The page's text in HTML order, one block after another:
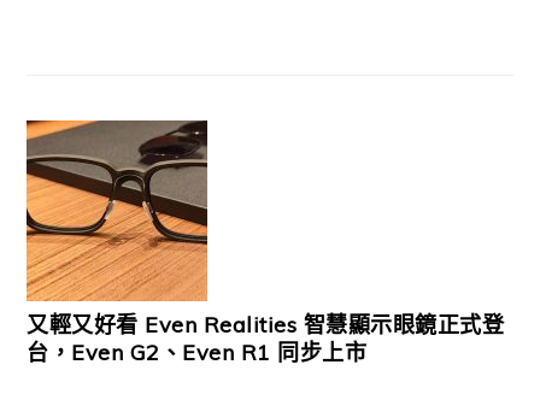
又輕又好看 Even Realities 智慧顯示眼鏡正式登
台，Even G2、Even R1 同步上市